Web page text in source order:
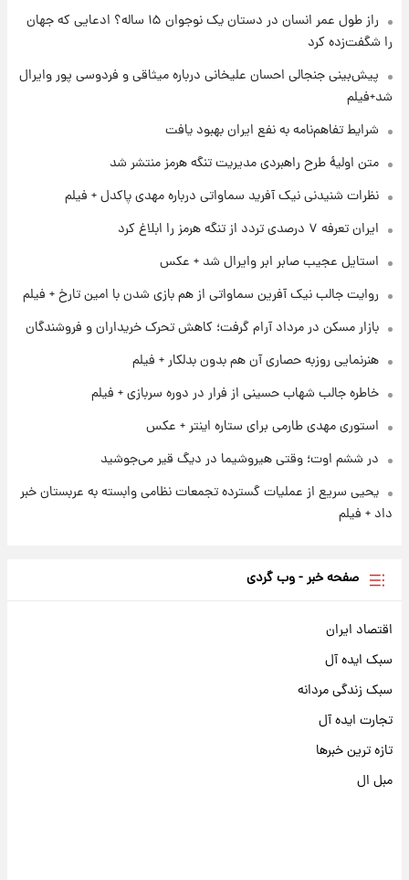
شد
۱ روز پیش
بلندمدت + جدول
۱ روز پیش
قیمت سکه و طلا فردا
فال حافظ پنجشنبه ۱۵ مرداد ماه ۱۴۰۵
۱ روز پیش
راز طول عمر انسان در دستان یک نوجوان ۱۵ ساله؟ ادعایی که جهان
را شگفت‌زده کرد
پیش‌بینی جنجالی احسان علیخانی درباره میثاقی و فردوسی پور وایرال
شد+فیلم
شرایط تفاهم‌نامه به نفع ایران بهبود یافت
متن اولیۀ طرح راهبردی مدیریت تنگه هرمز منتشر شد
نظرات شنیدنی نیک آفرید سماواتی درباره مهدی پاکدل + فیلم
ایران تعرفه ۷ درصدی تردد از تنگه هرمز را ابلاغ کرد
استایل عجیب صابر ابر وایرال شد + عکس
روایت جالب نیک آفرین سماواتی از هم بازی شدن با امین تارخ + فیلم
بازار مسکن در مرداد آرام گرفت؛ کاهش تحرک خریداران و فروشندگان
هنرنمایی روزبه حصاری آن هم بدون بدلکار + فیلم
خاطره جالب شهاب حسینی از فرار در دوره سربازی + فیلم
استوری مهدی طارمی برای ستاره اینتر + عکس
در ششم اوت؛ وقتی هیروشیما در دیگ قیر می‌جوشید
یحیی سریع از عملیات گسترده تجمعات نظامی وابسته به عربستان خبر
داد + فیلم
صفحه خبر - وب گردی
اقتصاد ایران
سبک ایده آل
سبک زندگی مردانه
تجارت ایده آل
تازه ترین خبرها
مبل ال